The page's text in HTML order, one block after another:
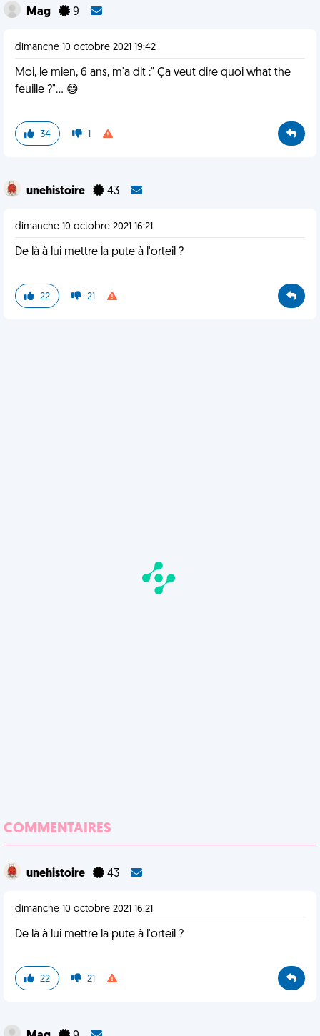
Mag 9
dimanche 10 octobre 2021 19:42
Moi, le mien, 6 ans, m'a dit :" Ça veut dire quoi what the
feuille ?"... 😅
34 1
unehistoire 43
dimanche 10 octobre 2021 16:21
De là à lui mettre la pute à l'orteil ?
22 21
COMMENTAIRES
unehistoire 43
dimanche 10 octobre 2021 16:21
De là à lui mettre la pute à l'orteil ?
22 21